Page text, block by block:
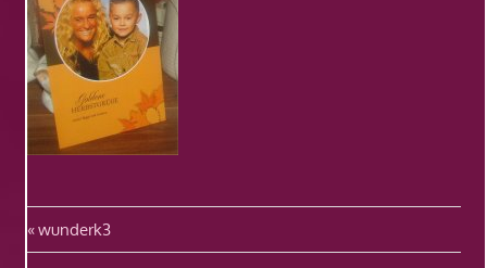
Beitragsnavigation
Vorheriger
Beitrag:
wunderk3